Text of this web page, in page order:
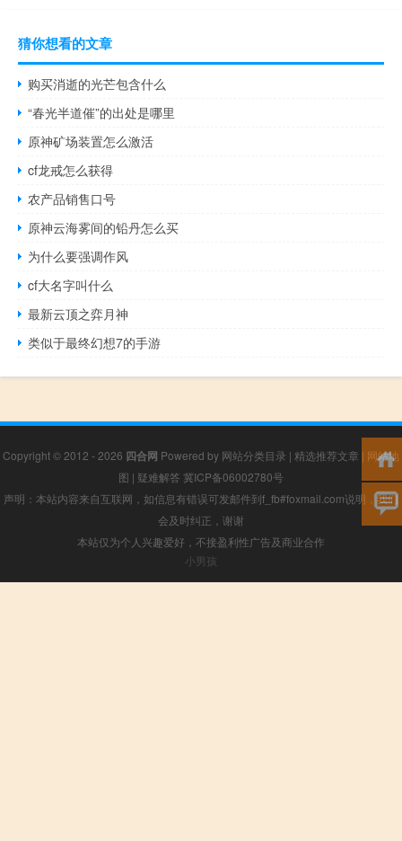
猜你想看的文章
购买消逝的光芒包含什么
“春光半道催”的出处是哪里
原神矿场装置怎么激活
cf龙戒怎么获得
农产品销售口号
原神云海雾间的铅丹怎么买
为什么要强调作风
cf大名字叫什么
最新云顶之弈月神
类似于最终幻想7的手游
Copyright © 2012 - 2026 四合网 Powered by 网站分类目录 | 精选推荐文章 | 网站地
图 | 疑难解答 冀ICP备06002780号
声明：本站内容来自互联网，如信息有错误可发邮件到f_fb#foxmail.com说明，我们
会及时纠正，谢谢
本站仅为个人兴趣爱好，不接盈利性广告及商业合作
小男孩